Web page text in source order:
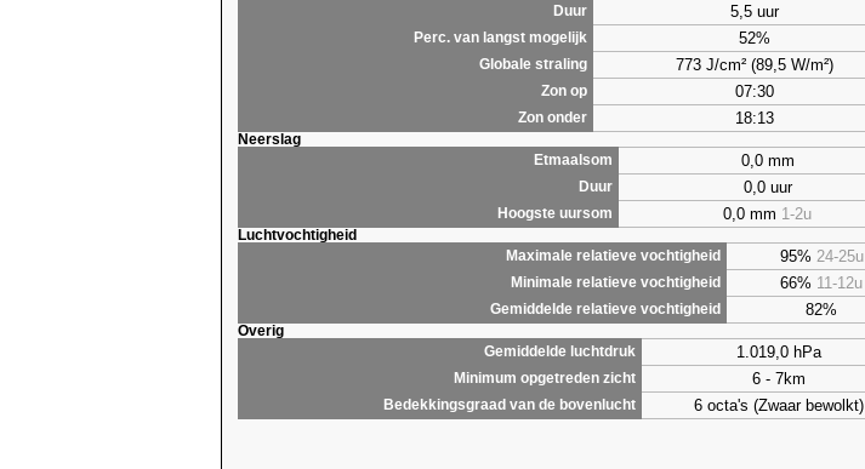
Duur
5,5 uur
Perc. van langst mogelijk 52%
Globale straling 773 J/cm² (89,5 W/m²)
Zon op 07:30
Zon onder 18:13
Neerslag
Etmaalsom
0,0 mm
Duur 0,0 uur
Hoogste uursom 0,0 mm 1-2u
Luchtvochtigheid
Maximale relatieve vochtigheid
95% 24-25u
Minimale relatieve vochtigheid 66% 11-12u
Gemiddelde relatieve vochtigheid 82%
Overig
Gemiddelde luchtdruk
1.019,0 hPa
Minimum opgetreden zicht 6 - 7km
Bedekkingsgraad van de bovenlucht 6 octa's (Zwaar bewolkt)